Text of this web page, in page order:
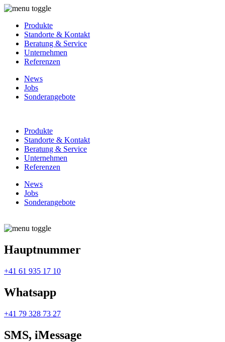
Produkte
Standorte & Kontakt
Beratung & Service
Unternehmen
Referenzen
News
Jobs
Sonderangebote
Produkte
Standorte & Kontakt
Beratung & Service
Unternehmen
Referenzen
News
Jobs
Sonderangebote
Hauptnummer
+41 61 935 17 10
Whatsapp
+41 79 328 73 27
SMS, iMessage